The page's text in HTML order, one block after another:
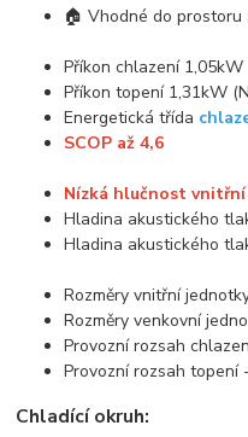
🏠 Vhodné do prostoru
Příkon chlazení 1,05kW
Příkon topení 1,31kW
Energetická třída
SCOP až 4,6
Nízká hlučnost
Hladina akustického
Hladina akustického
Rozměry vnitřní
Rozměry venkovní
Provozní rozsah
Provozní rozsah topení
Chladící okruh: